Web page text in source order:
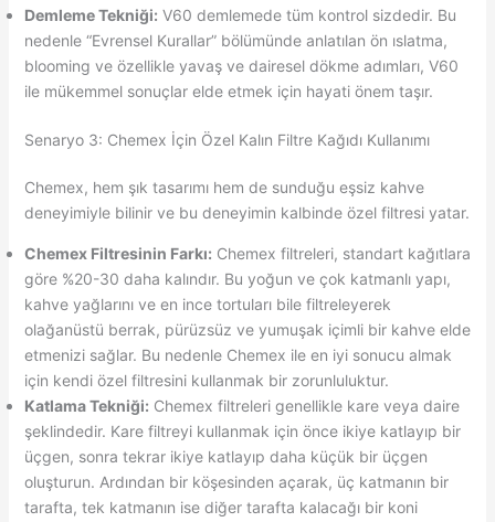
Demleme Tekniği: V60 demlemede tüm kontrol sizdedir. Bu
nedenle “Evrensel Kurallar” bölümünde anlatılan ön ıslatma,
blooming ve özellikle yavaş ve dairesel dökme adımları, V60
ile mükemmel sonuçlar elde etmek için hayati önem taşır.
Senaryo 3: Chemex İçin Özel Kalın Filtre Kağıdı Kullanımı
Chemex, hem şık tasarımı hem de sunduğu eşsiz kahve
deneyimiyle bilinir ve bu deneyimin kalbinde özel filtresi yatar.
Chemex Filtresinin Farkı: Chemex filtreleri, standart kağıtlara
göre %20-30 daha kalındır. Bu yoğun ve çok katmanlı yapı,
kahve yağlarını ve en ince tortuları bile filtreleyerek
olağanüstü berrak, pürüzsüz ve yumuşak içimli bir kahve elde
etmenizi sağlar. Bu nedenle Chemex ile en iyi sonucu almak
için kendi özel filtresini kullanmak bir zorunluluktur.
Katlama Tekniği: Chemex filtreleri genellikle kare veya daire
şeklindedir. Kare filtreyi kullanmak için önce ikiye katlayıp bir
üçgen, sonra tekrar ikiye katlayıp daha küçük bir üçgen
oluşturun. Ardından bir köşesinden açarak, üç katmanın bir
tarafta, tek katmanın ise diğer tarafta kalacağı bir koni